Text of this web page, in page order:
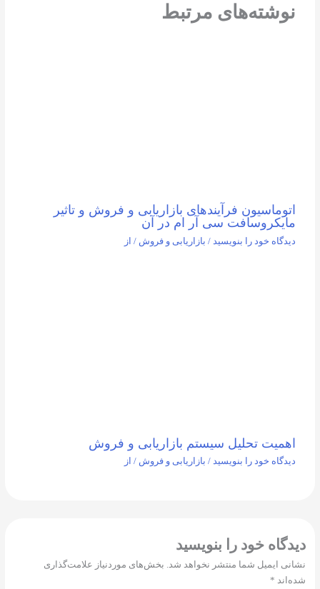
نوشته‌های مرتبط
اتوماسیون فرآیندهای بازاریابی و فروش و تاثیر
مایکروسافت سی آر ام در آن
دیدگاه‌ خود را بنویسید / بازاریابی و فروش / از
اهمیت تحلیل سیستم بازاریابی و فروش
دیدگاه‌ خود را بنویسید / بازاریابی و فروش / از
دیدگاه‌ خود را بنویسید
نشانی ایمیل شما منتشر نخواهد شد.
بخش‌های موردنیاز علامت‌گذاری
شده‌اند *